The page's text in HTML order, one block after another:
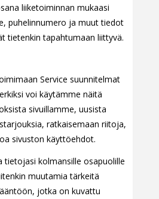
liiketoiminnan mukaasi
puhelinnumero ja muut tiedot
tietenkin tapahtumaan liittyvä.
Service suunnitelmat
voi käytämme näitä
sivuillamme, uusista
ratkaisemaan riitoja,
sivuston käyttöehdot.
tietojasi kolmansille osapuolille
muutamia tärkeitä
jotka on kuvattu